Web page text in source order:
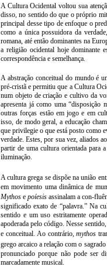
A Cultura Ocidental voltou sua
disso, no sentido do que o próprio
principal desse tipo de enfoque o
como a única possuidora da
romana, até então dominantes na
a religião ocidental hoje dominante
correspondência e semelhança.
A abstração conceitual do mundo é
pré-cristã e permitiu que a Cultura
num objetodecriação ecultivo da
apresenta jácomo uma “disposição
outrasforças estão em jogo e em
isso, de modo geral, a educação
que privilegie o que está posto como
verdade. Estes, por sua vez, aliados
partir de uma cultura orientada para
iluminação.
Acultura grega se dispõe naunião
em movimento uma dinâmica de
Mythos e poíesis assinalam a con-
significado exato de “palavra.” Na
sentido e um uso estritamente
apoderada pelo código. Nesse
e conceitual. Ao contrário,mythos
grego arcaico arelação com o sagrado
pronunciado porque não podeser
marcadamente musical.